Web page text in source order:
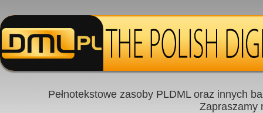
Pełnotekstowe zasoby PLDML oraz innych
Zapraszamy